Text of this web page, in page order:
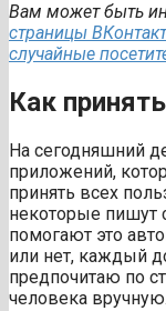
Вам может быть
страницы
случайные
Как
На сегодняшний
приложений,
принять всех
некоторые пишут
помогают это
или нет, каждый
предпочитаю по
человека вручную.